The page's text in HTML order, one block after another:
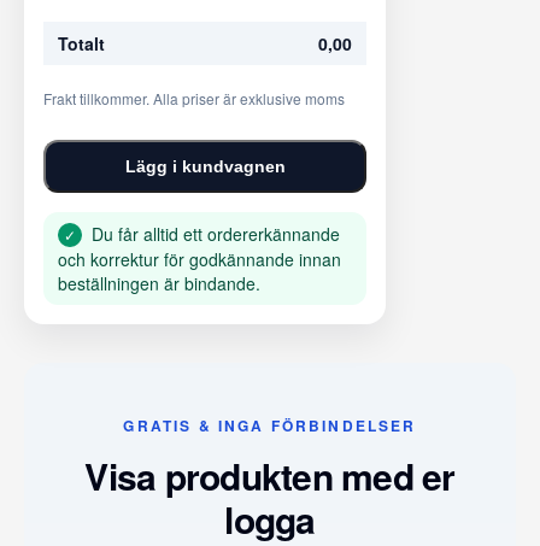
Totalt 0,00
Frakt tillkommer. Alla priser är exklusive moms
Lägg i kundvagnen
✓
Du får alltid ett ordererkännande
och korrektur för godkännande innan
beställningen är bindande.
GRATIS & INGA FÖRBINDELSER
Visa produkten med er
logga